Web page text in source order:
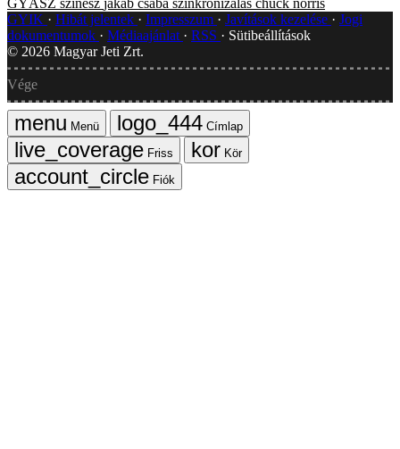
GYIK
Hibát jelentek Impresszum Javítások kezelése
Jogi
dokumentumok
Médiaajánlat RSS
Sütibeállítások
© 2026 Magyar Jeti Zrt.
Vége
Menü
Címlap
Friss
Kör
Fiók